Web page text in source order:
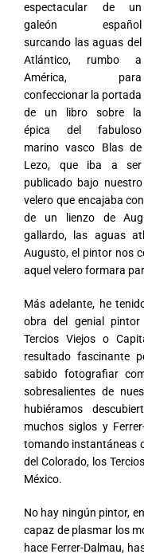
espectacular de un
galeón español
surcando las aguas del
Atlántico, rumbo a
América, para
confeccionar la portada
de un libro sobre la
épica del fabuloso
marino vasco Blas de
Lezo, que iba a ser
publicado bajo
velero que encajaba
de un lienzo de
gallardo, las aguas
Augusto, el pintor nos
aquel velero formara
Más adelante, he
obra del genial
Tercios Viejos o
resultado fascinante
sabido fotografiar
sobresalientes de
hubiéramos
muchos siglos y
tomando instantáneas
del Colorado, los
México.
No hay ningún pintor,
capaz de plasmar los
hace Ferrer-Dalmau,